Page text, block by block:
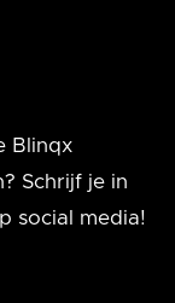
Blinqx
Schrijf je in
social media!